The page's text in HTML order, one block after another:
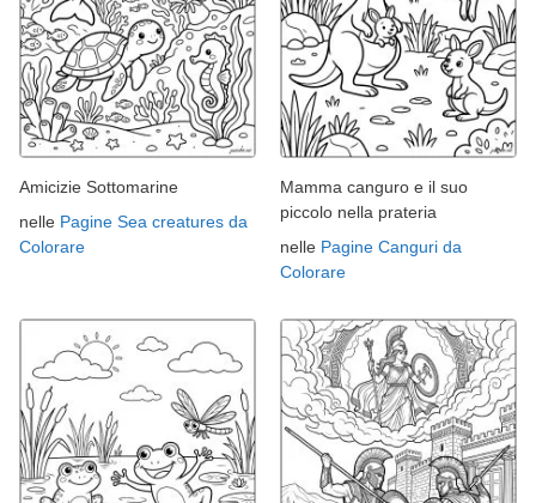
Amicizie Sottomarine
nelle Pagine Sea creatures da
Colorare
Mamma canguro e il suo
piccolo nella prateria
nelle Pagine Canguri da
Colorare